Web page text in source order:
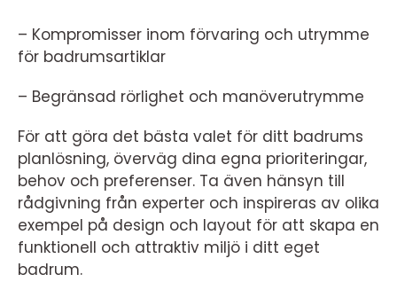
– Kompromisser inom förvaring och utrymme
för badrumsartiklar
– Begränsad rörlighet och manöverutrymme
För att göra det bästa valet för ditt badrums
planlösning, överväg dina egna prioriteringar,
behov och preferenser. Ta även hänsyn till
rådgivning från experter och inspireras av olika
exempel på design och layout för att skapa en
funktionell och attraktiv miljö i ditt eget
badrum.